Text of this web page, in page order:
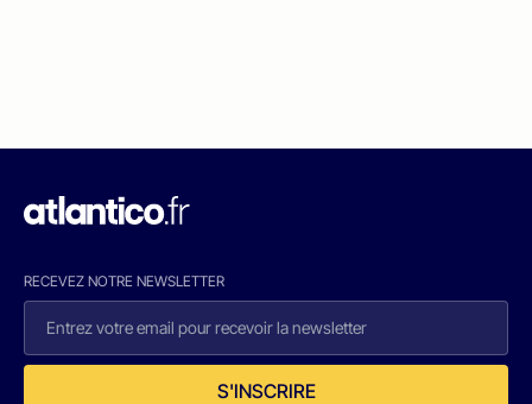
RECEVEZ NOTRE NEWSLETTER
S'INSCRIRE